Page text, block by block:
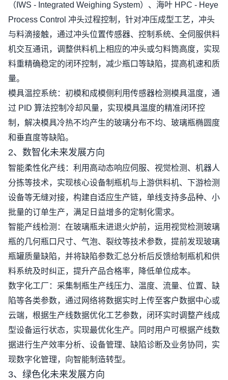
（ IWS - Integrated Weighing System）、海叶 HPC - Heye
Process Control 冲头过程控制，针对冲压成型工艺，冲头
与料滴接触，通过冲头位置传感器、控制系统、全伺服供料
机交互通讯，调整供料机上相应的冲头或匀料筒高度，实现
料重精确稳定的闭环控制，减少瓶口等缺陷，提高机速和质
量。
模具温控系统：初模和成模侧利用传感器检测模具温度，通
过 PID 算法控制冷却风量，实现模具温度的精准闭环控
制，解决模具冷热不均产生的玻璃分布不均、玻璃瓶椭圆度
和垂直度等缺陷。
2、数智化未来发展方向
智能柔性化产线：利用高动态响应伺服、视觉检测、机器人
分拣等技术，实现核心设备制瓶机与上游供料机、下游检测
设备等无缝对接，构建自适应生产链，单线支持多品种、小
批量的订单生产，满足日益增多的定制化需求。
智能产线检测：在玻璃瓶未进退火炉前，运用视觉检测玻璃
瓶的几何瓶口尺寸、气泡、裂纹等技术参数，提前发现玻璃
瓶罐质量缺陷，并将缺陷参数汇总分析后反馈给制瓶机和供
料系统及时纠正，提升产品合格率，降低单位成本。
数字化工厂：采集制瓶生产线压力、温度、流量、位置、缺
陷等各类参数，通过网络将数据实时上传至客户数据中心或
云端，根据生产线数据优化工艺参数，闭环实时调整产线成
型设备运行状态，实现最优化生产。同时用户可根据产线数
据进行生产效率分析、设备管理、缺陷诊断及业务协同，实
现数字化管理，向智能制造转型。
3、绿色化未来发展方向